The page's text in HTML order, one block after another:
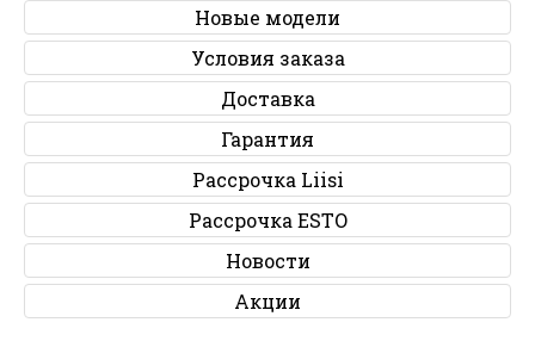
Новые модели
Условия заказа
Доставка
Гарантия
Рассрочка Liisi
Рассрочка ESTO
Новости
Акции